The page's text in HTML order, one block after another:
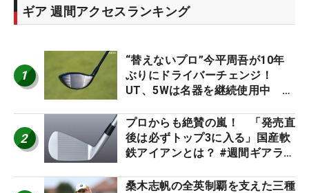
ギア 週間アクセスランキング
1
“替えないプロ”今平周吾が10年
ぶりにドライバーチェンジ！
UT、5Wは名器を継続使用中 #
2
プロからも絶賛の嵐！ 「発売直
後は必ずトップ3に入る」国産軟
鉄アイアンとは？ #週間ギアラン
桑木志帆の全英制覇を支えた三種